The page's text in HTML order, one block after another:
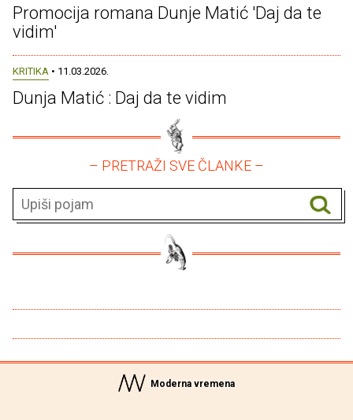
Promocija romana Dunje Matić 'Daj da te
vidim'
KRITIKA • 11.03.2026.
Dunja Matić : Daj da te vidim
– PRETRAŽI SVE ČLANKE –
Moderna vremena